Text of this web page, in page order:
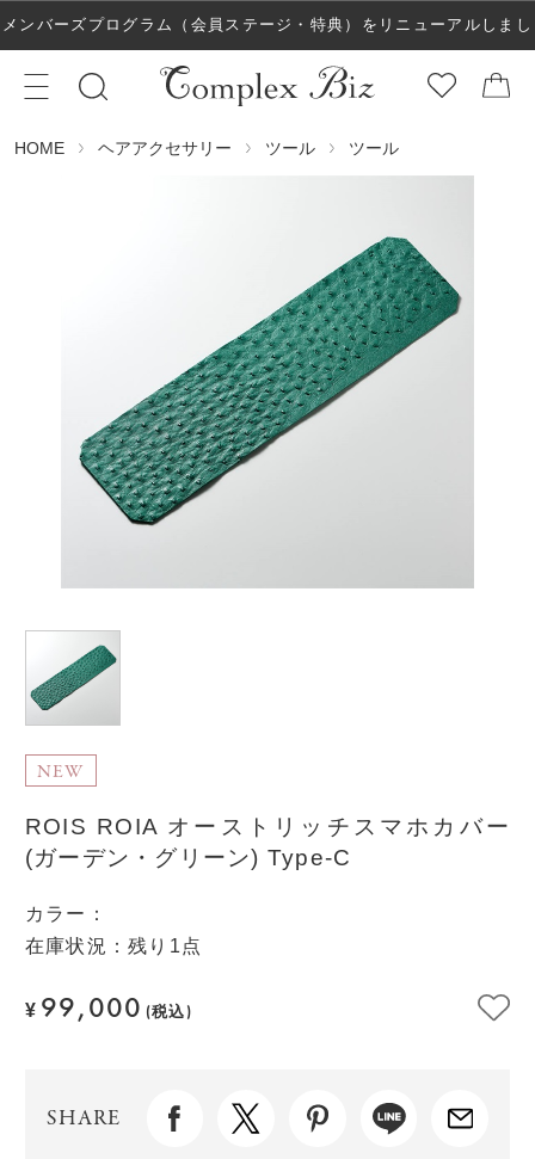
メンバーズプログラム（会員ステージ・特典）をリニューアルしまし
た！
HOME ヘアアクセサリー ツール ツール
NEW
ROIS ROIA オーストリッチスマホカバー
(ガーデン・グリーン) Type-C
カラー ：
在庫状況：残り1点
¥ 99,000 (税込)
SHARE